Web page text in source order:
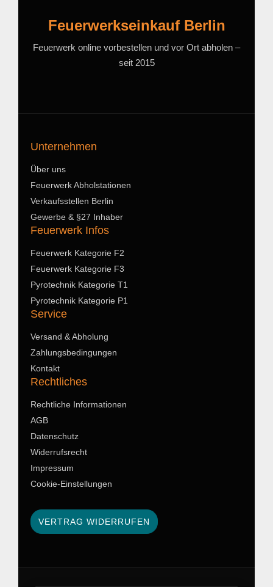
Feuerwerkseinkauf Berlin
Feuerwerk online vorbestellen und vor Ort abholen –
seit 2015
Unternehmen
Über uns
Feuerwerk Abholstationen
Verkaufsstellen Berlin
Gewerbe & §27 Inhaber
Feuerwerk Infos
Feuerwerk Kategorie F2
Feuerwerk Kategorie F3
Pyrotechnik Kategorie T1
Pyrotechnik Kategorie P1
Service
Versand & Abholung
Zahlungsbedingungen
Kontakt
Rechtliches
Rechtliche Informationen
AGB
Datenschutz
Widerrufsrecht
Impressum
Cookie-Einstellungen
VERTRAG WIDERRUFEN